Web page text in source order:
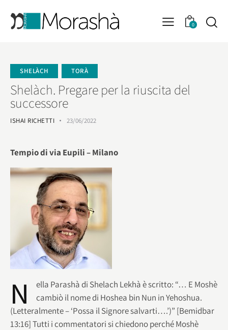
0
SHELÀCH TORÀ
Shelàch. Pregare per la riuscita del
successore
ISHAI RICHETTI 23/06/2022
Tempio di via Eupili – Milano
N
ella Parashà di Shelach Lekhà è scritto: “… E Moshè
cambiò il nome di Hoshea bin Nun in Yehoshua.
(Letteralmente – ‘Possa il Signore salvarti….’)” [Bemidbar
13:16] Tutti i commentatori si chiedono perché Moshè